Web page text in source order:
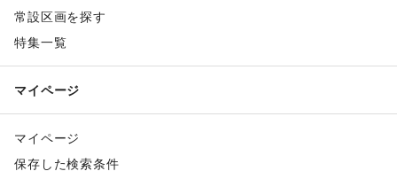
常設区画を探す
特集一覧
マイページ
マイページ
保存した検索条件